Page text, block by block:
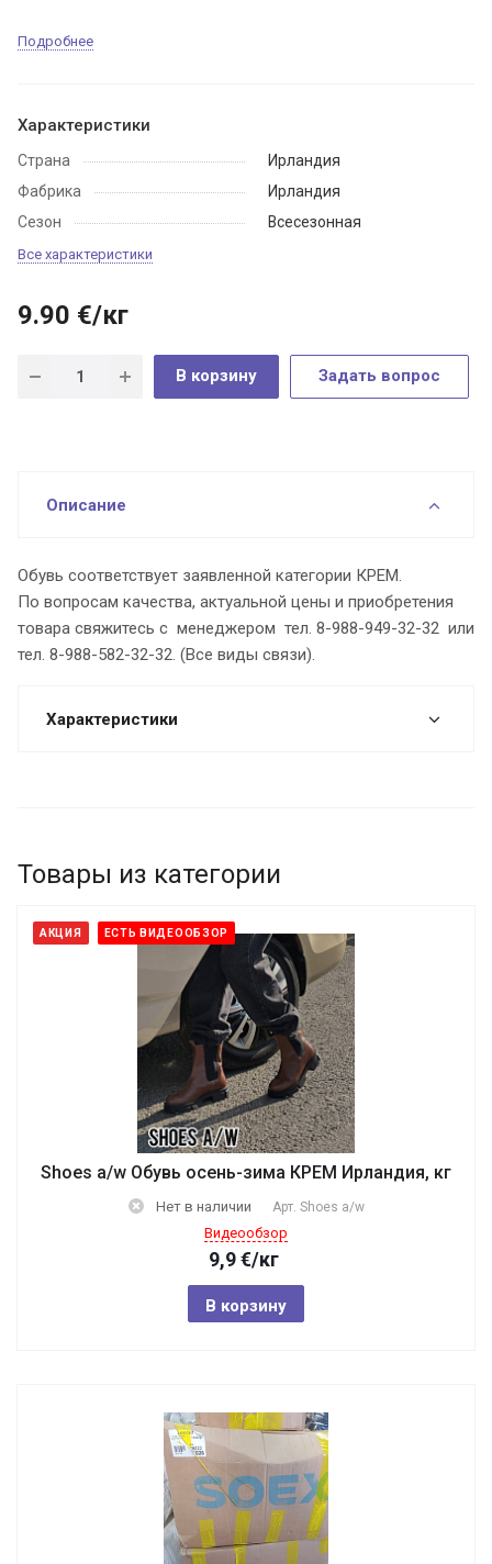
Подробнее
Характеристики
Страна
Ирландия
Фабрика
Ирландия
Сезон
Всесезонная
Все характеристики
9.90 €/кг
В корзину Задать вопрос
Описание
Обувь соответствует заявленной категории КРЕМ.
По вопросам качества, актуальной цены и приобретения
товара свяжитесь с менеджером тел. 8-988-949-32-32 или
тел. 8-988-582-32-32. (Все виды связи).
Характеристики
Товары из категории
АКЦИЯ ЕСТЬ ВИДЕООБЗОР
Shoes a/w Обувь осень-зима КРЕМ Ирландия, кг
Нет в наличии Арт. Shoes a/w
Видеообзор
9,9€/кг
В корзину